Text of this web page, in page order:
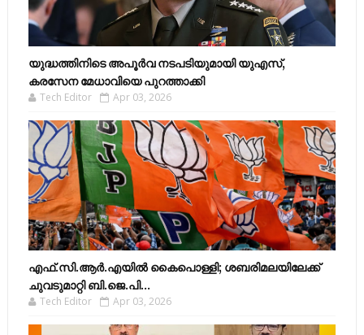
യുദ്ധത്തിനിടെ അപൂർവ നടപടിയുമായി യുഎസ്,
കരസേന മേധാവിയെ പുറത്താക്കി
Tech Editor Apr 03, 2026
എഫ്​.സി.ആർ.എയിൽ കൈപൊള്ളി; ശബരിമലയിലേക്ക്​
ചുവടുമാറ്റി ബി.ജെ.പി...
Tech Editor Apr 03, 2026